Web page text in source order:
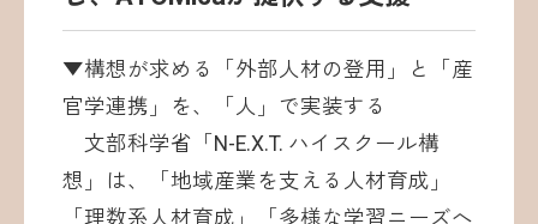
▼構想が求める「外部人材の登用」と「産
官学連携」を、「人」で実装する
文部科学省「N-E.X.T. ハイスクール構
想」は、「地域産業を支える人材育成」
「理数系人材育成」「多様な学習ニーズへ